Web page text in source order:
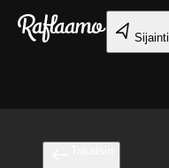
Siirry pääsisältöön
Sijainti